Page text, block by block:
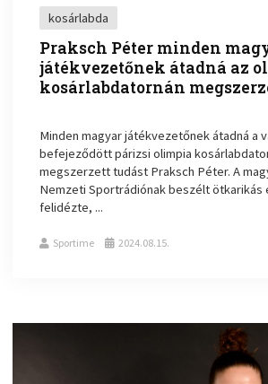
kosárlabda
Praksch Péter minden
játékvezetőnek átadná az
kosárlabdatornán
Minden magyar játékvezetőnek átadná a
befejeződött párizsi olimpia
megszerzett tudást Praksch Péter. A
Nemzeti Sportrádiónak beszélt ötkarikás
felidézte, ...
Sportime 2024.08.15.